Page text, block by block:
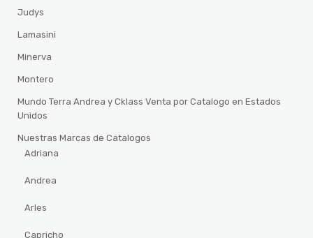
Judys
Lamasini
Minerva
Montero
Mundo Terra Andrea y Cklass Venta por Catalogo en Estados
Unidos
Nuestras Marcas de Catalogos
Adriana
Andrea
Arles
Capricho